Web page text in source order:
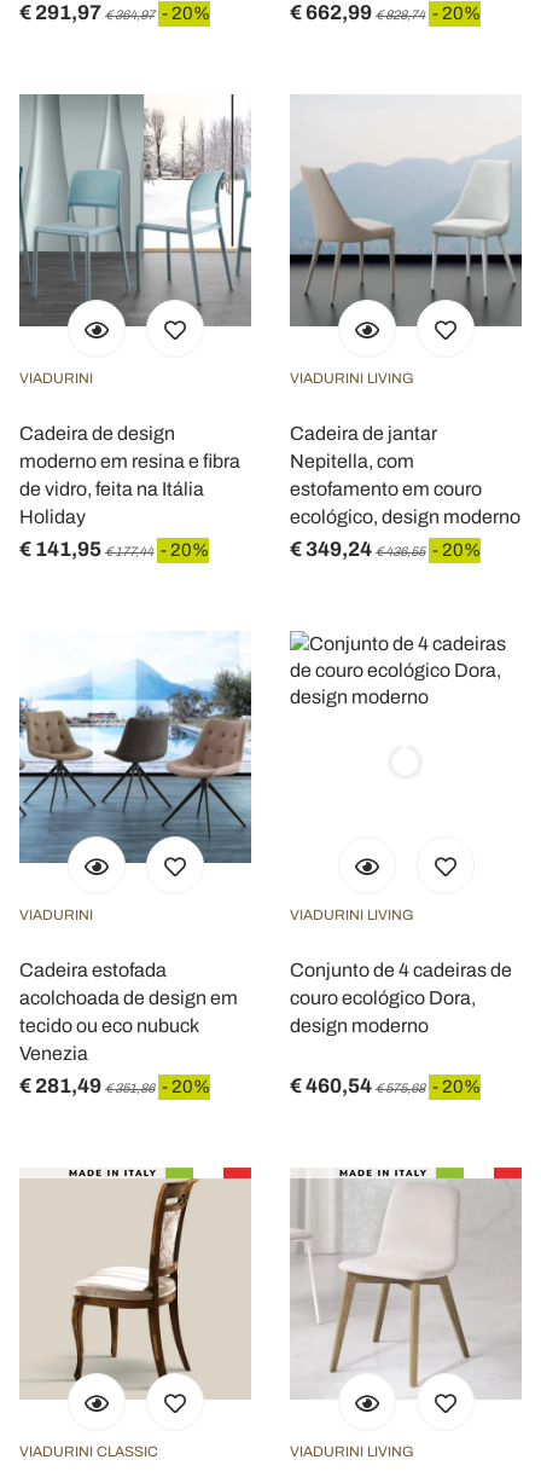
€ 291,97 € 364,97 - 20% € 662,99 € 828,74 - 20%
VIADURINI
Cadeira de design
moderno em resina e fibra
de vidro, feita na Itália
Holiday
€ 141,95 € 177,44 - 20%
VIADURINI LIVING
Cadeira de jantar
Nepitella, com
estofamento em couro
ecológico, design moderno
€ 349,24 € 436,55 - 20%
VIADURINI
Cadeira estofada
acolchoada de design em
tecido ou eco nubuck
Venezia
€ 281,49 € 351,86 - 20%
VIADURINI LIVING
Conjunto de 4 cadeiras de
couro ecológico Dora,
design moderno
€ 460,54 € 575,68 - 20%
VIADURINI CLASSIC VIADURINI LIVING